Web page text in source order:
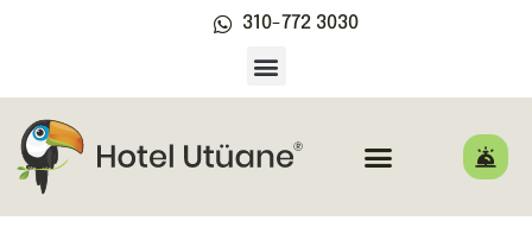
310-772 3030